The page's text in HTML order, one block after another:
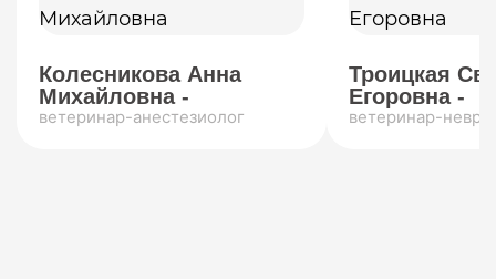
Колесникова Анна
Михайловна -
ветеринар-анестезиолог
Троицкая
Егоровна -
ветеринар-